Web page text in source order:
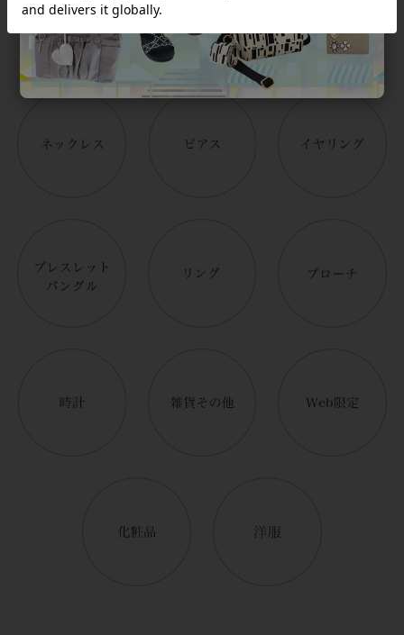
Category
アイテムカテゴリー